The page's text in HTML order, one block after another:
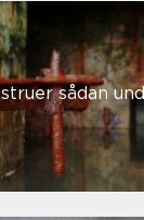
du dyre